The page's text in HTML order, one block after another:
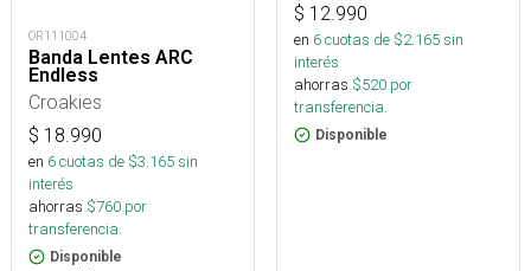
OR111004
Banda Lentes ARC
Endless
Croakies
$ 18.990
en 6cuotas de $3.165sin
interés
ahorras $760 por
transferencia.
Disponible
$ 12.990
en 6cuotas de $2.165sin
interés
ahorras $520 por
transferencia.
Disponible